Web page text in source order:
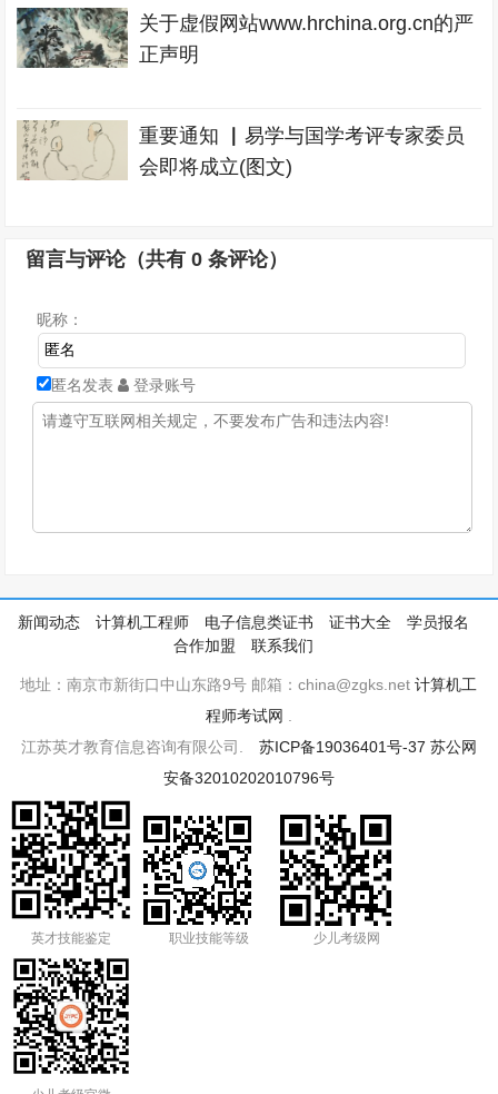
关于虚假网站www.hrchina.org.cn的严
正声明
重要通知 ▏易学与国学考评专家委员
会即将成立(图文)
留言与评论（共有0 条评论）
昵称：
匿名发表 登录账号
新闻动态 计算机工程师 电子信息类证书 证书大全
学员报名
合作加盟
联系我们
地址：南京市新街口中山东路9号 邮箱：china@zgks.net计算机工
程师考试网
江苏英才教育信息咨询有限公司. 苏ICP备19036401号-37 苏公网
安备32010202010796号
英才技能鉴定 职业技能等级 少儿考级网